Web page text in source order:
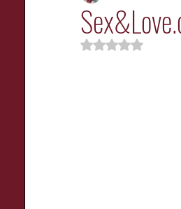
Enfants Jeunesse
Noté NaN